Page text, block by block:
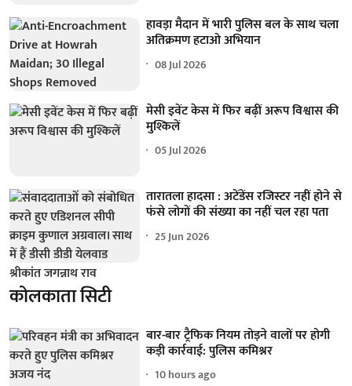
हावड़ा मैदान में भारी पुलिस बल के साथ चला
अतिक्रमण हटाओ अभियान
08 Jul 2026
मेसी इवेंट केस में फिर बढ़ीं अरूप विश्वास की
मुश्किलें
05 Jul 2026
तारातला हादसा : अटेंडेंस रजिस्टर नहीं होने से
फंसे लोगों की संख्या का नहीं चल रहा पता
25 Jun 2026
कोलकाता सिटी
बार-बार ट्रैफिक नियम तोड़ने वालों पर होगी
कड़ी कार्रवाई: पुलिस कमिश्नर
10 hours ago